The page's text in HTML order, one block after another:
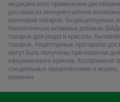
медицинского применения
доставка из интернет-аптеки
категорий товаров: безрецептурных
биологически активных добавок
товаров для ухода и красоты,
товаров. Рецептурные препараты
могут быть получены при наличии
оформленного врачом. Ассортимент
специальных предложениях и
изменен